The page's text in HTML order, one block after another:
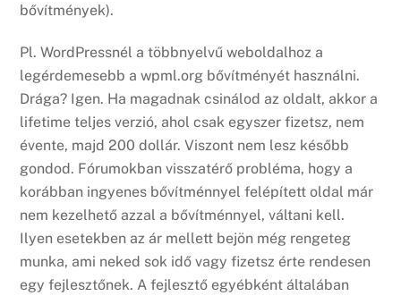
bővítmények).
Pl. WordPressnél a többnyelvű weboldalhoz a
legérdemesebb a wpml.org bővítményét használni.
Drága? Igen. Ha magadnak csinálod az oldalt, akkor a
lifetime teljes verzió, ahol csak egyszer fizetsz, nem
évente, majd 200 dollár. Viszont nem lesz később
gondod. Fórumokban visszatérő probléma, hogy a
korábban ingyenes bővítménnyel felépített oldal már
nem kezelhető azzal a bővítménnyel, váltani kell.
Ilyen esetekben az ár mellett bejön még rengeteg
munka, ami neked sok idő vagy fizetsz érte rendesen
egy fejlesztőnek. A fejlesztő egyébként általában